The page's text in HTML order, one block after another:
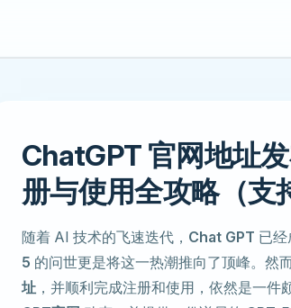
ChatGPT 官网地址
册与使用全攻略（支
随着 AI 技术的飞速迭代， Chat GPT 已
5 的问世更是将这一热潮推向了顶峰。然
址 ，并顺利完成注册和使用，依然是一